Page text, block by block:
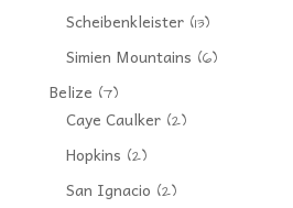
Scheibenkleister(13)
Simien Mountains (6)
Belize (7)
Caye Caulker(2)
Hopkins (2)
San Ignacio (2)